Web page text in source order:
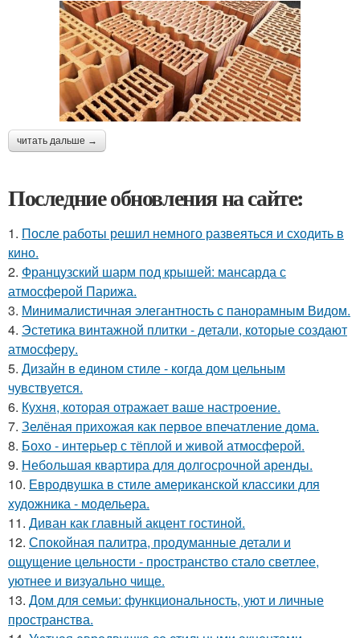
читать дальше →
Последние обновления на сайте:
1. После работы решил немного развеяться и сходить в
кино.
2. Французский шарм под крышей: мансарда с
атмосферой Парижа.
3. Минималистичная элегантность с панорамным Видом.
4. Эстетика винтажной плитки - детали, которые создают
атмосферу.
5. Дизайн в едином стиле - когда дом цельным
чувствуется.
6. Кухня, которая отражает ваше настроение.
7. Зелёная прихожая как первое впечатление дома.
8. Бохо - интерьер с тёплой и живой атмосферой.
9. Небольшая квартира для долгосрочной аренды.
10. Евродвушка в стиле американской классики для
художника - модельера.
11. Диван как главный акцент гостиной.
12. Спокойная палитра, продуманные детали и
ощущение цельности - пространство стало светлее,
уютнее и визуально чище.
13. Дом для семьи: функциональность, уют и личные
пространства.